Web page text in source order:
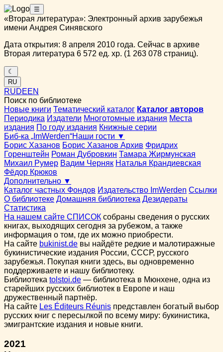
☰
«Вторая литература»: Электронный архив зарубежья
имени Андрея Синявского
Дата открытия: 8 апреля 2010 года. Сейчас в архиве
Вторая литература 6 572 ед. хр. (1 263 078 страниц).
☾
RU
RUDEEN
Поиск по библиотеке
Новые книги Тематический каталог Каталог авторов
Периодика Издатели Многотомные издания Места
издания По году издания Книжные серии
Биб-ка „ImWerden“Наши гости ▼
Борис Хазанов Борис Хазанов Архив Фридрих
Горенштейн Роман Дубровкин Тамара Жирмунская
Михаил Румер Вадим Черняк Наталья Крандиевская
Фёдор Крюков
Дополнительно ▼
Каталог частных Фондов Издательство ImWerden Ссылки
О библиотеке Домашняя библиотека Дезидераты
Статистика
На нашем сайте СПИСОК собраны сведения о русских
книгах, выходящих сегодня за рубежом, а также
информация о том, где их можно приобрести.
На сайте bukinist.de вы найдёте редкие и малотиражные
букинистические издания России, СССР, русского
зарубежья. Покупая книги здесь, вы одновременно
поддерживаете и нашу библиотеку.
Библиотека tolstoi.de — библиотека в Мюнхене, одна из
старейших русских библиотек в Европе и наш
дружественный партнёр.
На сайте Les Éditeurs Réunis представлен богатый выбор
русских книг с пересылкой по всему миру: букинистика,
эмигрантские издания и новые книги.
2021